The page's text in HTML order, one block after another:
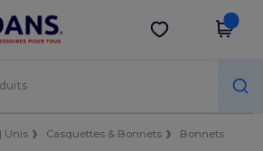
l’app !
Obtenir l'appli
Unis Casquettes & Bonnets
Bonnets